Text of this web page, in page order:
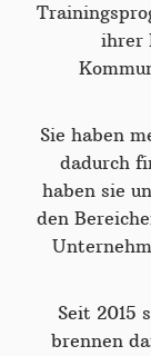
ihrer
Sie haben
dadurch
haben sie
den
Seit 2015
brennen